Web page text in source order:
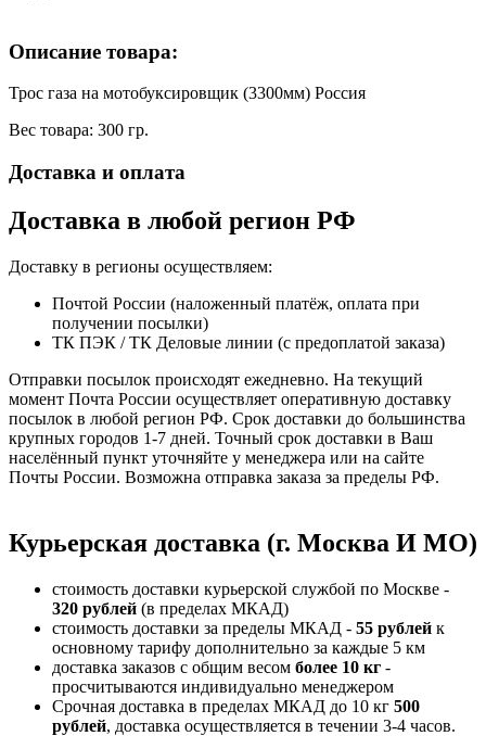
Описание товара:
Трос газа на мотобуксировщик (3300мм) Россия
Вес товара: 300 гр.
Доставка и оплата
Доставка в любой регион РФ
Доставку в регионы осуществляем:
Почтой России (наложенный платёж, оплата при
получении посылки)
ТК ПЭК / ТК Деловые линии (с предоплатой заказа)
Отправки посылок происходят ежедневно. На текущий
момент Почта России осуществляет оперативную доставку
посылок в любой регион РФ. Срок доставки до большинства
крупных городов 1-7 дней. Точный срок доставки в Ваш
населённый пункт уточняйте у менеджера или на сайте
Почты России. Возможна отправка заказа за пределы РФ.
Курьерская доставка (г. Москва И МО)
стоимость доставки курьерской службой по Москве -
320 рублей (в пределах МКАД)
стоимость доставки за пределы МКАД - 55 рублей к
основному тарифу дополнительно за каждые 5 км
доставка заказов с общим весом более 10 кг -
просчитываются индивидуально менеджером
Срочная доставка в пределах МКАД до 10 кг 500
рублей, доставка осуществляется в течении 3-4 часов.